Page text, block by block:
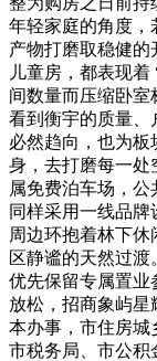
年轻家庭的角度，
产物打磨取稳健
儿童房，都表现
间数量而压缩卧室
看到衡宇的质量、
必然趋向，也为
身，去打磨每一处
属免费泊车场，
同样采用一线品牌
周边环抱着林下
区静谧的天然过
优先保留专属置业
放松，招商象屿星
本办事，市住房城
市税务局、市公积